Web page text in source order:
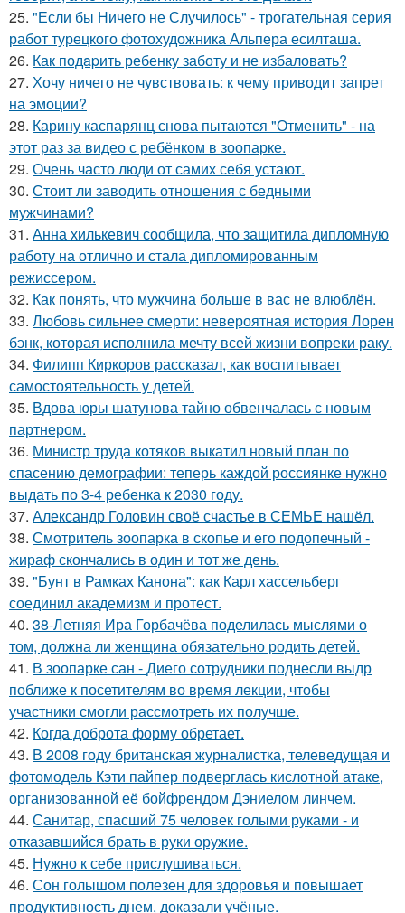
25. "Если бы Ничего не Случилось" - трогательная серия
работ турецкого фотохудожника Альпера есилташа.
26. Как подapить ребенку заботу и не избаловать?
27. Хочу ничего не чувствовать: к чему приводит запрет
на эмоции?
28. Карину каспарянц снова пытаются "Отменить" - на
этот раз за видео с ребёнком в зоопарке.
29. Очень часто люди от самих себя устают.
30. Стоит ли заводить отношения с бедными
мужчинами?
31. Анна хилькевич сообщила, что защитила дипломную
работу на отлично и стала дипломированным
режиссером.
32. Как понять, что мужчина больше в вас не влюблён.
33. Любовь сильнее смерти: невероятная история Лорен
бэнк, которая исполнила мечту всей жизни вопреки раку.
34. Филипп Киркоров рассказал, как воспитывает
самостоятельность у детей.
35. Вдова юры шатунова тайно обвенчалась с новым
партнером.
36. Министр труда котяков выкатил новый план по
спасению демографии: теперь каждой россиянке нужно
выдать по 3-4 ребенка к 2030 году.
37. Александр Головин своё счастье в СЕМЬЕ нашёл.
38. Смотритель зоопарка в скопье и его подопечный -
жираф скончались в один и тот же день.
39. "Бунт в Рамках Канона": как Карл хассельберг
соединил академизм и протест.
40. 38-Летняя Ира Горбачёва поделилась мыслями о
том, должна ли женщина обязательно родить детей.
41. В зоопарке сан - Диего сотрудники поднесли выдр
поближе к посетителям во время лекции, чтобы
участники смогли рассмотреть их получше.
42. Когда доброта форму обретает.
43. В 2008 году британская журналистка, телеведущая и
фотомодель Кэти пайпер подверглась кислотной атаке,
организованной её бойфрендом Дэниелом линчем.
44. Санитар, спасший 75 человек голыми руками - и
отказавшийся брать в руки оружие.
45. Нужно к себе прислушиваться.
46. Сон голышом полезен для здоровья и повышает
продуктивность днем, доказали учёные.